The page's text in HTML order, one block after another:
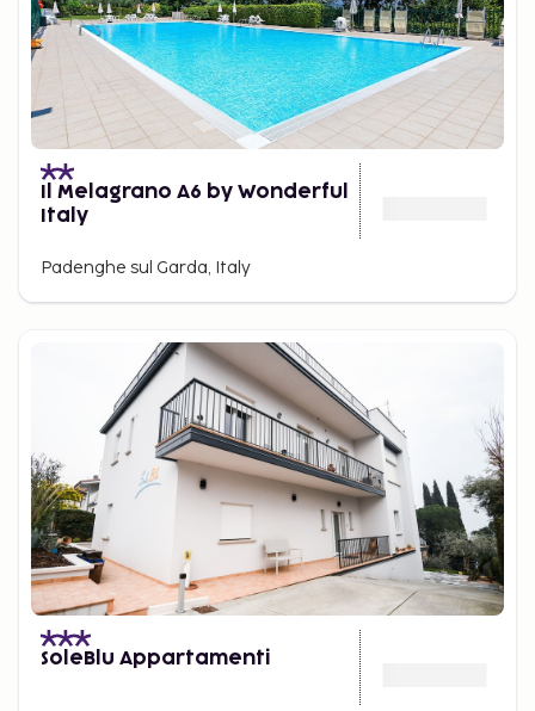
Il Melagrano A6 by Wonderful
Italy
Padenghe sul Garda, Italy
SoleBlu Appartamenti